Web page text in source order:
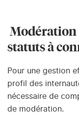
Modération
statuts à
Pour une gestion
profil des
nécessaire de
de modération.